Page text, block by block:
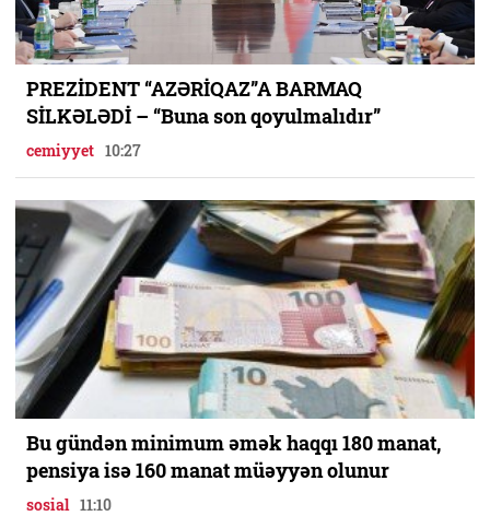
PREZİDENT “AZƏRİQAZ”A BARMAQ
SİLKƏLƏDİ – “Buna son qoyulmalıdır”
cemiyyet 10:27
Bu gündən minimum əmək haqqı 180 manat,
pensiya isə 160 manat müəyyən olunur
sosial 11:10